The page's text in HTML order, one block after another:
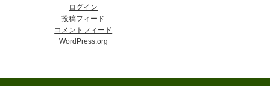
ログイン
投稿フィード
コメントフィード
WordPress.org